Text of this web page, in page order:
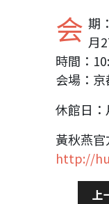
会 期
月
時間：
会場：
休館日
黃秋燕官
http://
上
上